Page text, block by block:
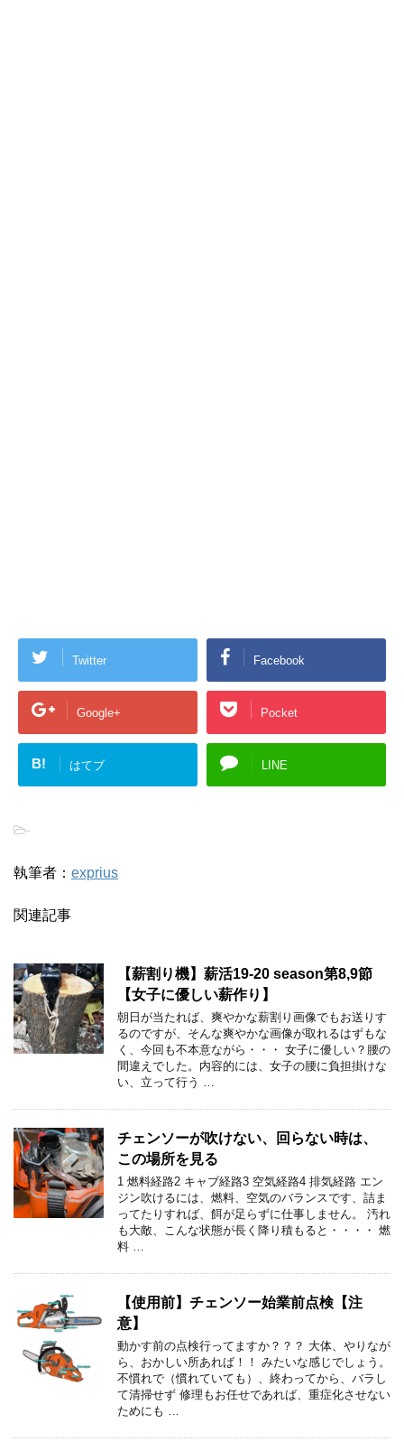
Twitter Facebook
Google+ Pocket
B! はてブ LINE
-
執筆者： exprius
関連記事
【薪割り機】薪活19-20 season第8,9節
【女子に優しい薪作り】
朝日が当たれば、爽やかな薪割り画像でもお送りす
るのですが、そんな爽やかな画像が取れるはずもな
く、今回も不本意ながら・・・ 女子に優しい？腰の
間違えでした。内容的には、女子の腰に負担掛けな
い、立って行う …
チェンソーが吹けない、回らない時は、
この場所を見る
1 燃料経路2 キャブ経路3 空気経路4 排気経路 エン
ジン吹けるには、燃料、空気のバランスです、詰ま
ってたりすれば、餌が足らずに仕事しません。 汚れ
も大敵、こんな状態が長く降り積もると・・・・ 燃
料 …
【使用前】チェンソー始業前点検【注
意】
動かす前の点検行ってますか？？？ 大体、やりなが
ら、おかしい所あれば！！ みたいな感じでしょう。
不慣れで（慣れていても）、終わってから、バラし
て清掃せず 修理もお任せであれば、重症化させない
ためにも …